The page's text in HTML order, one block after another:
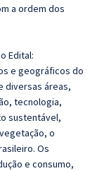
a ordem dos
Edital:
e geográficos do
diversas áreas,
tecnologia,
sustentável,
o
Os
e consumo,